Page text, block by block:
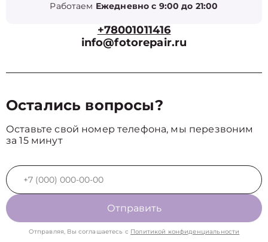
Работаем Ежедневно с 9:00 до 21:00
+78001011416
info@fotorepair.ru
Остались вопросы?
Оставьте свой номер телефона, мы перезвоним
за 15 минут
Отправить
Отправляя, Вы соглашаетесь с Политикой конфиденциальности